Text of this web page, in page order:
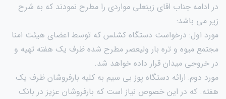
در ادامه جناب اقای زینعلی مواردی را مطرح نمودند که به شرح
زیر می باشد:
مورد اول: درخواست دستگاه کشلس که توسط اعضای هیئت امنا
مجتمع میوه و تره بار ولیعصر مطرح شده ظرف یک هفته تهیه و
در خروجی میدان قرار داده خواهد شد.
مورد دوم: ارائه دستگاه پوز بی سیم به کلیه بارفروشان ظرف یک
هفته. که در این خصوص نیاز است که بارفروشان عزیز در بانک